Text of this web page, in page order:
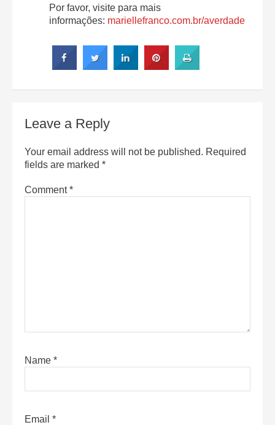
Por favor, visite para mais
informações: mariellefranco.com.br/averdade
Leave a Reply
Your email address will not be published. Required
fields are marked *
Comment*
Name *
Email *